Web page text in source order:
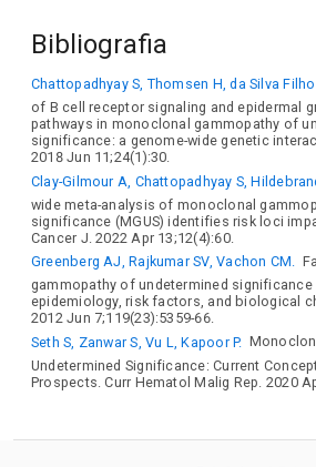
Bibliografia
Chattopadhyay S, Thomsen H, da Silva Filho
of B cell receptor signaling and epidermal
pathways in monoclonal gammopathy of
significance: a genome-wide genetic
2018 Jun 11;24(1):30.
Clay-Gilmour A, Chattopadhyay S,
wide meta-analysis of monoclonal
significance (MGUS) identifies risk loci
Cancer J. 2022 Apr 13;12(4):60.
Greenberg AJ, Rajkumar SV, Vachon CM.
gammopathy of undetermined significance
epidemiology, risk factors, and biological
2012 Jun 7;119(23):5359-66.
Seth S, Zanwar S, Vu L, Kapoor P.
Undetermined Significance: Current
Prospects. Curr Hematol Malig Rep. 2020